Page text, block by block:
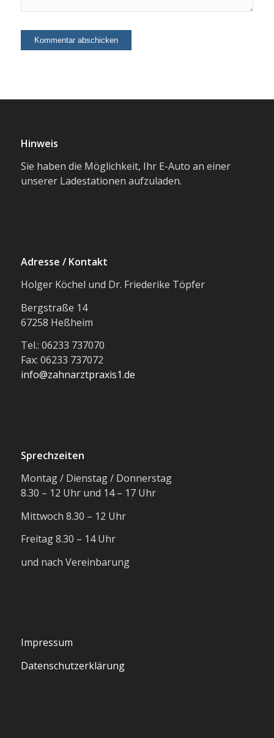
Hinweis
Sie haben die Möglichkeit, Ihr E-Auto an einer
unserer Ladestationen aufzuladen.
Adresse / Kontakt
Holger Köchel und Dr. Friederike Töpfer
Bergstraße 14
67258 Heßheim
Tel.: 06233 737070
Fax: 06233 737072
info@zahnarztpraxis1.de
Sprechzeiten
Montag / Dienstag / Donnerstag
8.30 – 12 Uhr und 14 – 17 Uhr
Mittwoch 8.30 – 12 Uhr
Freitag 8.30 – 14 Uhr
und nach Vereinbarung
Impressum
Datenschutzerklärung